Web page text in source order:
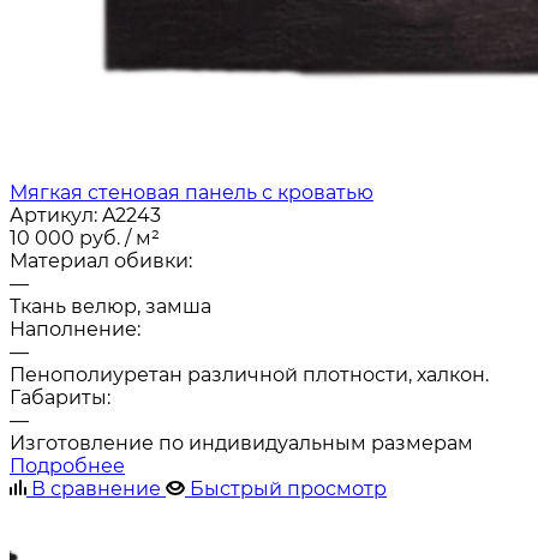
Мягкая стеновая панель с кроватью
Артикул: A2243
10 000 руб. / м²
Материал обивки:
—
Ткань велюр, замша
Наполнение:
—
Пенополиуретан различной плотности, халкон.
Габариты:
—
Изготовление по индивидуальным размерам
Подробнее
В сравнение
Быстрый просмотр